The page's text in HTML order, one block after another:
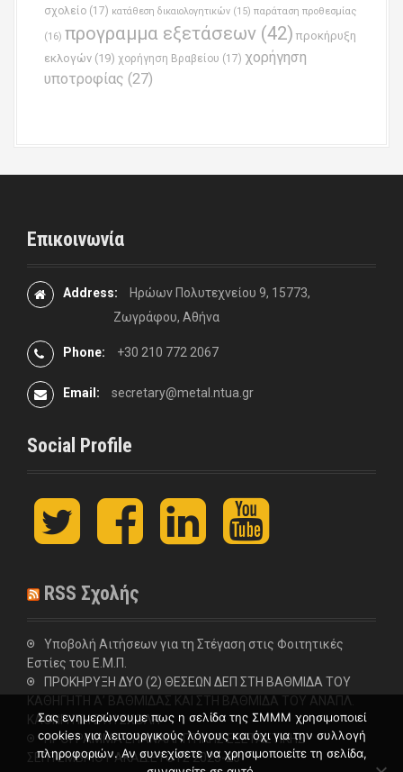
σχολείο (17) κατάθεση δικαιολογητικών (15) παράταση προθεσμίας
(16) προγραμμα εξετάσεων (42) προκήρυξη
εκλογών (19) χορήγηση Βραβείου (17) χορήγηση
υποτροφίας (27)
Επικοινωνία
Address:
Ηρώων Πολυτεχνείου 9, 15773,
Ζωγράφου, Αθήνα
Phone: +30 210 772 2067
Email: secretary@metal.ntua.gr
Social Profile
t
i
e
r
F
c
o
L
n
I
y
u
e
RSS Σχολής
Υποβολή Αιτήσεων για τη Στέγαση στις Φοιτητικές
Εστίες του Ε.Μ.Π.
ΠΡΟΚΗΡΥΞΗ ΔΥΟ (2) ΘΕΣΕΩΝ ΔΕΠ ΣΤΗ ΒΑΘΜΙΔΑ ΤΟΥ
ΚΑΘΗΓΗΤΗ Α’ ΒΑΘΜΙΔΑΣ ΚΑΙ ΣΤΗ ΒΑΘΜΙΔΑ ΤΟΥ ΑΝΑΠΛ.
ΚΑΘΗΓΗΤΗ ΣΤΗ ΣΧΟΛΗ
ΠΡΟΓΡΑΜΜΑ ΕΠΑΝΑΛΗΠΤΙΚΗΣ ΕΞΕΤΑΣΤΙΚΗΣ
ΣΕΠΤΕΜΒΡΙΟΥ ΑΚΑΔ.ΕΤΟΥΣ 2025-26
Σας ενημερώνουμε πως η σελίδα της ΣΜΜΜ χρησιμοποιεί
cookies για λειτουργικούς λόγους και όχι για την συλλογή
πληροφοριών. Αν συνεχίσετε να χρησιμοποιείτε τη σελίδα,